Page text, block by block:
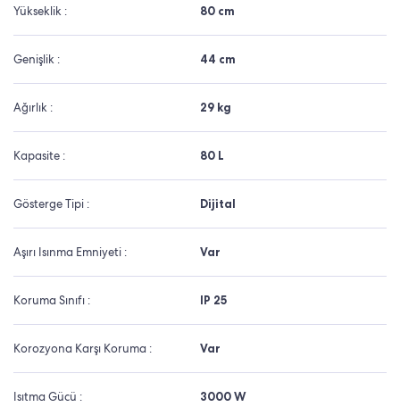
Yükseklik : 80 cm
Genişlik : 44 cm
Ağırlık : 29 kg
Kapasite : 80 L
Gösterge Tipi : Dijital
Aşırı Isınma Emniyeti : Var
Koruma Sınıfı : IP 25
Korozyona Karşı Koruma : Var
Isıtma Gücü : 3000 W